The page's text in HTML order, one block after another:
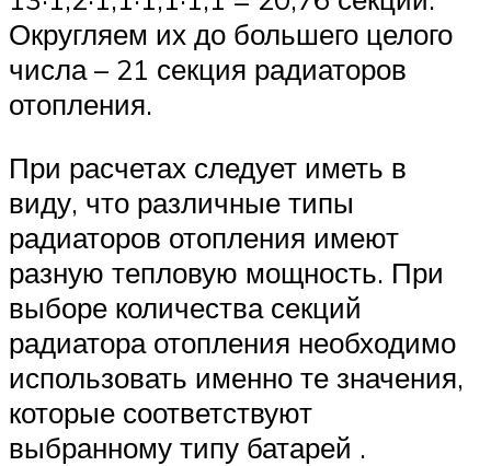
Округляем их до большего целого
числа – 21 секция радиаторов
отопления.
При расчетах следует иметь в
виду, что различные типы
радиаторов отопления имеют
разную тепловую мощность. При
выборе количества секций
радиатора отопления необходимо
использовать именно те значения,
которые соответствуют
выбранному типу батарей .